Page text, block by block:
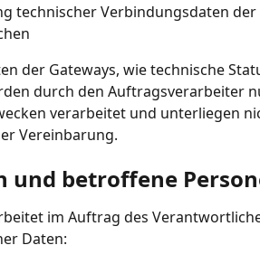
technischer Verbindungsdaten der
der Gateways, wie technische
durch den Auftragsverarbeiter
verarbeitet und unterliegen
Vereinbarung.
und betroffene
im Auftrag des
Daten: